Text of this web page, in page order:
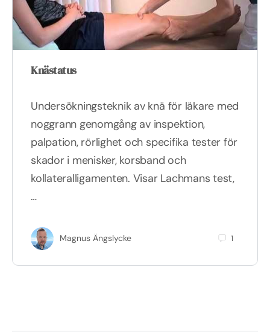
Knästatus
Undersökningsteknik av knä för läkare med
noggrann genomgång av inspektion,
palpation, rörlighet och specifika tester för
skador i menisker, korsband och
kollateralligamenten. Visar Lachmans test,
…
Magnus Ängslycke 1